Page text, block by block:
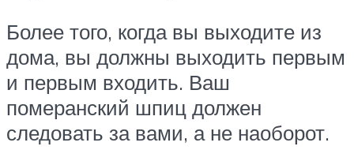
Более того, когда вы выходите из
дома, вы должны выходить первым
и первым входить. Ваш
померанский шпиц должен
следовать за вами, а не наоборот.